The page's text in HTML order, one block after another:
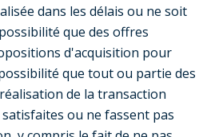
dans les délais ou ne soit
que des offres
d'acquisition pour
que tout ou partie des
de la transaction
ou ne fassent pas